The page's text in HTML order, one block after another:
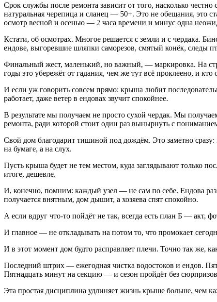
Срок службы после ремонта зависит от того, насколько
натуральная черепица и сланец — 50+. Это не обещания, это
осмотр весной и осенью — 2 часа времени и минус одна
Кстати, об осмотрах. Многое решается с земли и с чердака.
ендове, выгоревшие шляпки саморезов, смятый конёк, следы
Финальный жест, маленький, но важный, — маркировка. На
годы это убережёт от гадания, чем же тут всё проклеено, и
И если уж говорить совсем прямо: крыша любит
работает, даже ветер в ендовах звучит спокойнее.
В результате мы получаем не просто сухой чердак. Мы
ремонта, ради которой стоит один раз вынырнуть с
Свой дом благодарит тишиной под дождём. Это заметно сразу:
на бумаге, а на слух.
Пусть крыша будет не тем местом, куда заглядывают только
итоге, дешевле.
И, конечно, помним: каждый узел — не сам по себе. Ендова
получается внятным, дом дышит, а хозяева спят спокойно.
А если вдруг что-то пойдёт не так, всегда есть план Б — акт,
И главное — не откладывать на потом то, что промокает
И в этот момент дом будто расправляет плечи. Точно так же,
Последний штрих — ежегодная чистка водостоков и ендов.
Пятнадцать минут на секцию — и сезон пройдёт без
Эта простая дисциплина удлиняет жизнь крыше больше, чем